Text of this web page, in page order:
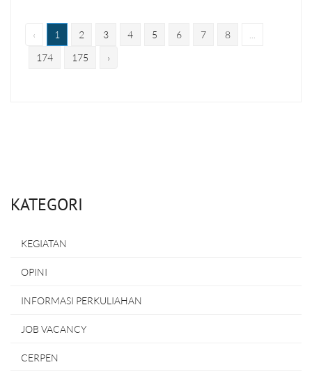
‹ 1 2 3 4 5 6 7 8
174
175 ›
KATEGORI
KEGIATAN
OPINI
INFORMASI PERKULIAHAN
JOB VACANCY
CERPEN